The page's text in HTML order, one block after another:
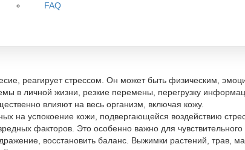
FAQ
на состояние кожи
реагирует стрессом. Он может быть физическим,
в личной жизни, резкие перемены, перегрузку
влияют на весь организм, включая кожу.
на успокоение кожи, подвергающейся воздействию
факторов. Это особенно важно для
восстановить баланс. Выжимки растений, трав,